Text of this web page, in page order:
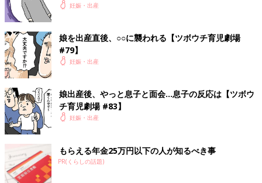
麻酔しているからかお股周辺の感覚がほぼないので、出てきたこ
とに気づかずしばらく謎にいきんでいました。我ながらうるせえ
お産だったと思います。助産師さん、先生、ありがとうございま
した…！
「私は大丈夫ですからね…」妊娠中の電
車通勤のホンネ【ツボウチ妊娠劇場 #
の息子を育児中の母です。育児や家族、日々の
出来事などを漫画にしてTwitterで発信していま
す（ツボウチさん／@pullalongduck）。たま
妊娠・出産
娘を出産直後、○○に襲われる【ツボウチ育児劇場
#79】
妊娠・出産
娘出産後、やっと息子と面会…息子の反応は【ツボウ
チ育児劇場 #83】
妊娠・出産
もらえる年金25万円以下の人が知るべき事
PR(くらしの話題)